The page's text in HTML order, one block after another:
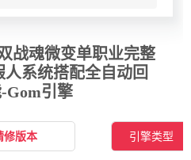
战魂微变单职业完整
系统搭配全自动回
Gom引擎
修版本 引擎类型